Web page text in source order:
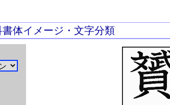
体イメージ・文字分類